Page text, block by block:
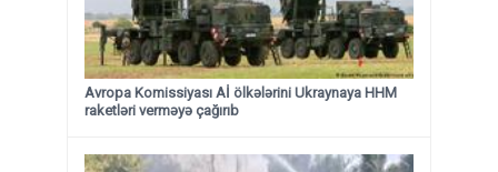
Avropa Komissiyası Aİ ölkələrini Ukraynaya HHM
raketləri verməyə çağırıb